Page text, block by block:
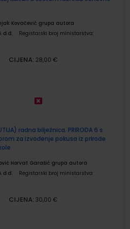
Kovačević grupa autora
d.d.
Registarski broj ministarstva:
CIJENA: 28,00 €
radna bilježnica. PRIRODA 6 s
za izvođenje pokusa iz prirode
Horvat Garašić grupa autora
d.d.
Registarski broj ministarstva:
CIJENA: 30,00 €